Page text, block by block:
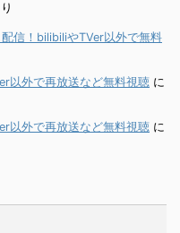
信！bilibiliやTVer以外で無料
以外で再放送など無料視聴 に
以外で再放送など無料視聴 に